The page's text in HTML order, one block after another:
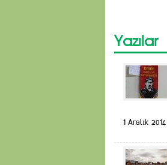
Yazılar
1 Aralık 2014